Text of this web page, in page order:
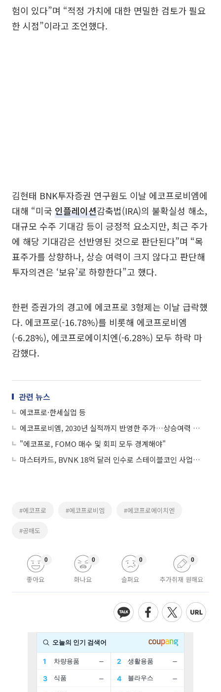
험이 있다”며 “적정 가치에 대한 면밀한 검토가 필요
한 시점”이라고 조언했다.
김현태 BNK투자증권 연구원도 이날 에코프로비엠에
대해 “미국 인플레이션감축법(IRA)의 불확실성 해소,
대규모 수주 기대감 등이 긍정적 요소지만, 최근 주가
에 해당 기대감은 선반영된 것으로 판단된다”며 “목
표주가를 상향하나, 상승 여력이 크지 않다고 판단해
투자의견은 ‘보유’로 하향한다”고 했다.
한편 증권가의 경고에 에코프로 3형제는 이날 급락했
다. 에코프로(-16.78%)를 비롯해 에코프로비엠
(-6.28%), 에코프로에이치엔(-6.28%) 모두 하락 마
감했다.
관련 뉴스
에코프로·한세실업 등
에코프로비엠, 2030년 실적까지 반영한 주가…상승여력 제한적
"에코프로, FOMO 매수 및 회피 모두 경계해야"
마스터카드, BVNK 18억 달러 인수로 스테이블코인 사업 본격 확장
#에코프로 #에코프로비엠 #에코프로에이치엔
#공매도
좋아요
0
화나요
0
슬퍼요
0
추가취재 원해요
0